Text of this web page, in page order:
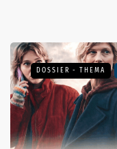
DOSSIER - THEMA